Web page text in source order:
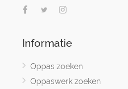
Informatie
Oppas zoeken
Oppaswerk zoeken